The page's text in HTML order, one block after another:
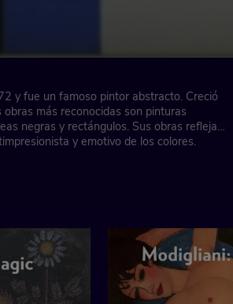
y fue un famoso pintor abstracto. Creció
más reconocidas son pinturas
negras y rectángulos. Sus obras reflejan
y emotivo de los colores.